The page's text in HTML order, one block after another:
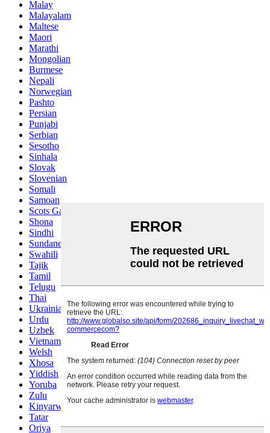
Malay
Malayalam
Maltese
Maori
Marathi
Mongolian
Burmese
Nepali
Norwegian
Pashto
Persian
Punjabi
Serbian
Sesotho
Sinhala
Slovak
Slovenian
Somali
Samoan
Scots Gaelic
Shona
Sindhi
Sundanese
Swahili
Tajik
Tamil
Telugu
Thai
Ukrainian
Urdu
Uzbek
Vietnamese
Welsh
Xhosa
Yiddish
Yoruba
Zulu
Kinyarwanda
Tatar
Oriya